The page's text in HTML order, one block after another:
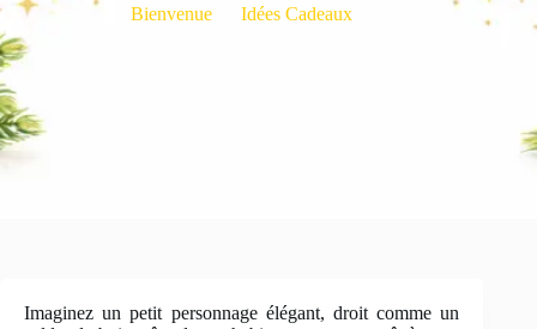
Bienvenue Idées Cadeaux
Imaginez un petit personnage élégant, droit comme un